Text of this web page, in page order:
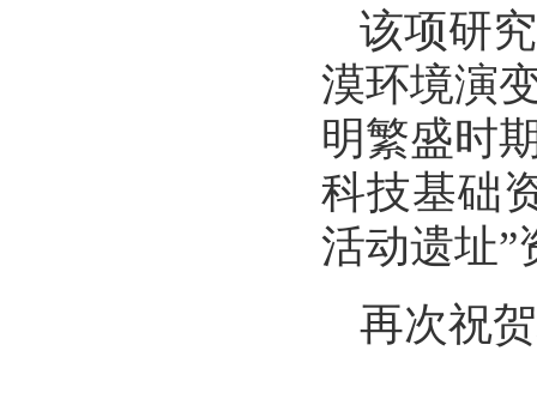
该项研
漠环境演
明繁盛时
科技基础
活动遗址”
再次祝